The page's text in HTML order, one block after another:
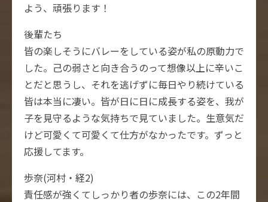
よう、頑張ります！
後輩たち
皆の楽しそうにバレーをしている姿が私の原動力で
した。己の弱さと向き合うのって想像以上に辛いこ
とだと思うし、それを逃げずに毎日やり続けている
皆は本当に凄い。皆が日に日に成長する姿を、我が
子を見守るような気持ちで見ていました。生意気だ
けど可愛くて可愛くて仕方がなかったです。ずっと
応援してます。
歩奈(河村・経2)
責任感が強くてしっかり者の歩奈には、この2年間